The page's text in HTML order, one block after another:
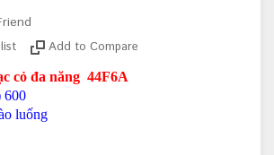
Add to Compare
cỏ đa năng 44F6A
600
luống